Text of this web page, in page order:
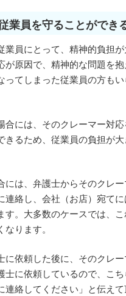
業員を守ることができ
業員にとって、精神的負担
が原因で、精神的な問題を抱
ってしまった従業員の方も
合には、そのクレーマー対
きるため、従業員の負担が大
には、弁護士からそのクレ
連絡し、会社（お店）宛て
す。大多数のケースでは、
ります。
に依頼した後に、そのクレ
士に依頼しているので、こ
連絡してください」と伝え